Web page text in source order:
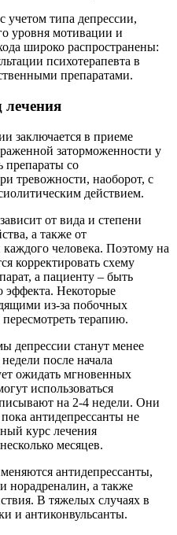
учетом типа депрессии,
уровня мотивации и
широко распространены:
психотерапевта в
препаратами.
заключается в приеме
заторможенности у
препараты со
тревожности, наоборот, с
действием.
от вида и степени
а также от
человека. Поэтому на
корректировать схему
а пациенту – быть
эффекта. Некоторые
из-за побочных
терапию.
депрессии станут менее
после начала
ожидать мгновенных
использоваться
на 2-4 недели. Они
антидепрессанты не
курс лечения
месяцев.
антидепрессанты,
норадреналин, а также
В тяжелых случаях в
и антиконвульсанты.